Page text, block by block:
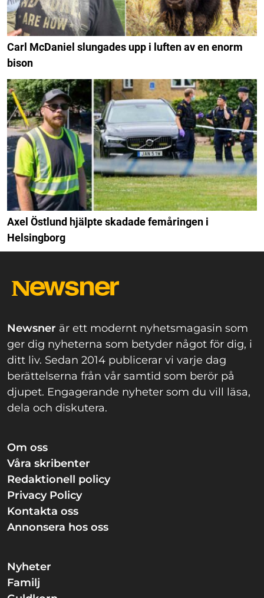
Carl McDaniel slungades upp i luften av en enorm
bison
Axel Östlund hjälpte skadade femåringen i
Helsingborg
Newsner är ett modernt nyhetsmagasin som
ger dig nyheterna som betyder något för dig, i
ditt liv. Sedan 2014 publicerar vi varje dag
berättelserna från vår samtid som berör på
djupet. Engagerande nyheter som du vill läsa,
dela och diskutera.
Om oss
Våra skribenter
Redaktionell policy
Privacy Policy
Kontakta oss
Annonsera hos oss
Nyheter
Familj